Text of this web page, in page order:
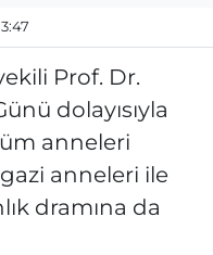
Prof. Dr.
dolayısıyla
anneleri
anneleri ile
dramına da